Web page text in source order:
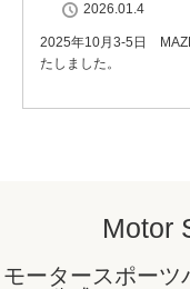
2026.01.4
2025年10月3-5日
たしました。
Motor
モータースポーツ